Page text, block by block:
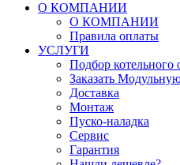
О КОМПАНИИ
О КОМПАНИИ
Правила оплаты
УСЛУГИ
Подбор котельного
Заказать
Доставка
Монтаж
Пуско-наладка
Сервис
Гарантия